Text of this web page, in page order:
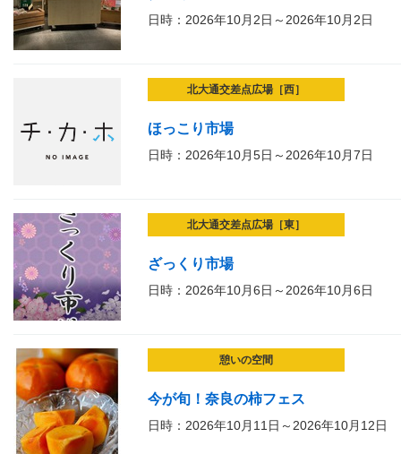
日時：2026年10月2日～2026年10月2日
北大通交差点広場［西］
ほっこり市場
日時：2026年10月5日～2026年10月7日
北大通交差点広場［東］
ざっくり市場
日時：2026年10月6日～2026年10月6日
憩いの空間
今が旬！奈良の柿フェス
日時：2026年10月11日～2026年10月12日